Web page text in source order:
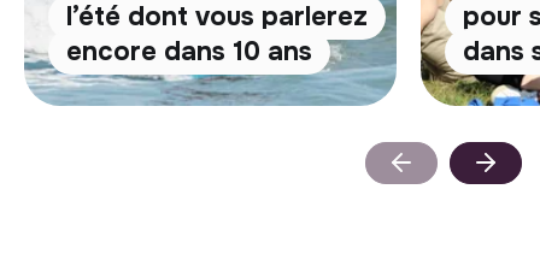
l’été dont vous parlerez
encore dans 10 ans
pour
dans